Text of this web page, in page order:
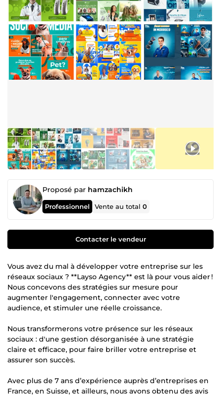
Proposé par hamzachikh
Professionnel Vente au total0
Contacter le vendeur
Vous avez du mal à développer votre entreprise sur les
réseaux sociaux ? **Layso Agency** est là pour vous aider !
Nous concevons des stratégies sur mesure pour
augmenter l'engagement, connecter avec votre
audience, et stimuler une réelle croissance.
Nous transformerons votre présence sur les réseaux
sociaux : d'une gestion désorganisée à une stratégie
claire et efficace, pour faire briller votre entreprise et
assurer son succès.
Avec plus de 7 ans d’expérience auprès d’entreprises en
France, en Suisse, et ailleurs, nous avons obtenu des avis